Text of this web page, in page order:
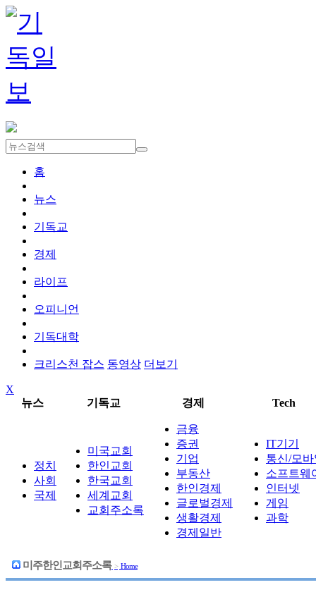
홈
뉴스
기독교
경제
라이프
오피니언
기독대학
크리스천 잡스 동영상 더보기
X
뉴스
기독교 경제 Tech
정치
사회
국제
미국교회
한인교회
한국교회
세계교회
교회주소록
금융
증권
기업
부동산
한인경제
글로벌경제
생활경제
경제일반
IT기기
통신/모
소프트웨
인터넷
게임
과학
미주한인교회주소록 > Home